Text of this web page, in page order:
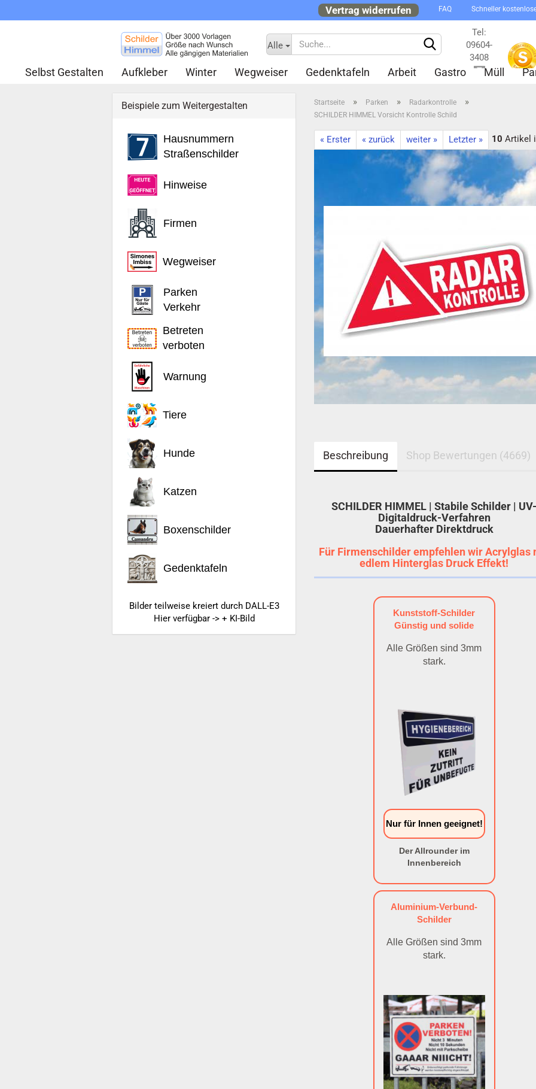
Vertrag widerrufen FAQ Schneller
Alle
Tel:
09604-
3408
Selbst Gestalten Aufkleber Winter Wegweiser Gedenktafeln Arbeit Gastro Müll
Startseite » Parken » Radarkontrolle »
SCHILDER HIMMEL Vorsicht Kontrolle Schild
« Erster « zurück weiter » Letzter » 10 Artikel
Beschreibung Shop Bewertungen (4669)
SCHILDER HIMMEL | Stabile Schilder |
Digitaldruck-Verfahren
Dauerhafter Direktdruck
Für Firmenschilder empfehlen wir Acrylglas
edlem Hinterglas Druck Effekt!
Kunststoff-Schilder
Günstig und solide
Alle Größen sind 3mm
stark.
Nur für Innen geeignet!
Der Allrounder im
Innenbereich
Aluminium-Verbund-
Schilder
Alle Größen sind 3mm
stark.
Beispiele zum Weitergestalten
Hausnummern
Straßenschilder
Hinweise
Firmen
Wegweiser
Parken
Verkehr
Betreten
verboten
Warnung
Tiere
Hunde
Katzen
Boxenschilder
Gedenktafeln
Bilder teilweise kreiert durch DALL-E3
Hier verfügbar -> + KI-Bild